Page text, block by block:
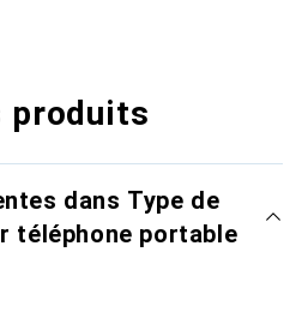
produits
dans Type de
téléphone portable